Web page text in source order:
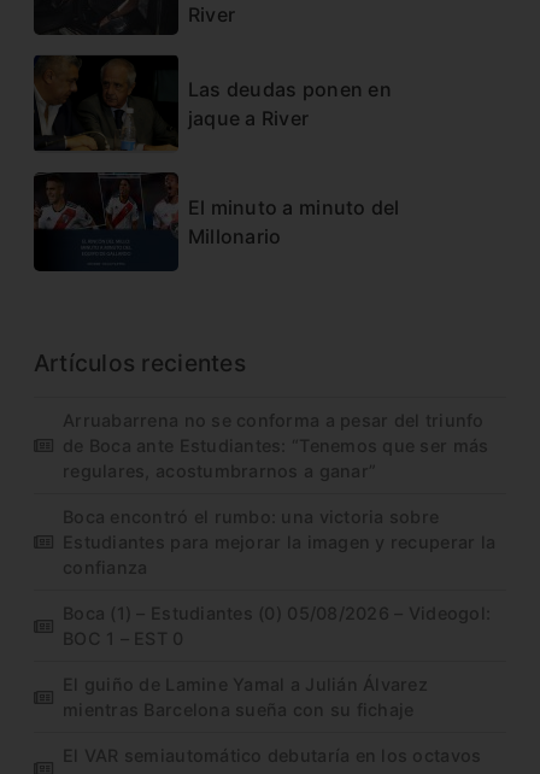
River
Las deudas ponen en
jaque a River
El minuto a minuto del
Millonario
Artículos recientes
Arruabarrena no se conforma a pesar del triunfo
de Boca ante Estudiantes: “Tenemos que ser más
regulares, acostumbrarnos a ganar”
Boca encontró el rumbo: una victoria sobre
Estudiantes para mejorar la imagen y recuperar la
confianza
Boca (1) – Estudiantes (0) 05/08/2026 – Videogol:
BOC 1 – EST 0
El guiño de Lamine Yamal a Julián Álvarez
mientras Barcelona sueña con su fichaje
El VAR semiautomático debutaría en los octavos